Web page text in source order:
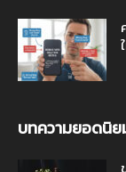
บทความยอดนิ